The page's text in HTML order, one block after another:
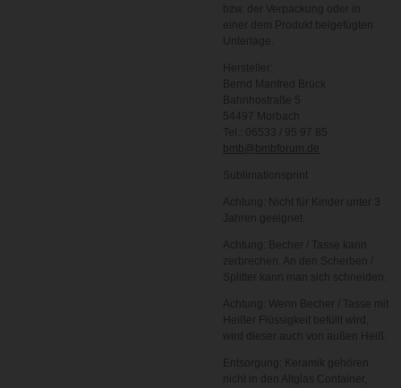
bzw. der Verpackung oder in
einer dem Produkt beigefügten
Unterlage.
Hersteller:
Bernd Manfred Brück
Bahnhostraße 5
54497 Morbach
Tel.: 06533 / 95 97 85
bmb@bmbforum.de
Sublimationsprint
Achtung: Nicht für Kinder unter 3
Jahren geeignet.
Achtung: Becher / Tasse kann
zerbrechen. An den Scherben /
Splitter kann man sich schneiden.
Achtung: Wenn Becher / Tasse mit
Heißer Flüssigkeit befüllt wird,
wird dieser auch von außen Heiß.
Entsorgung: Keramik gehören
nicht in den Altglas Container,